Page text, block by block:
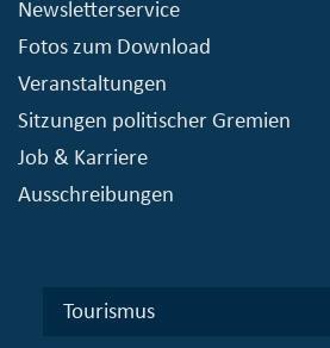
Newsletterservice
Fotos zum Download
Veranstaltungen
Sitzungen politischer Gremien
Job & Karriere
Ausschreibungen
Tourismus